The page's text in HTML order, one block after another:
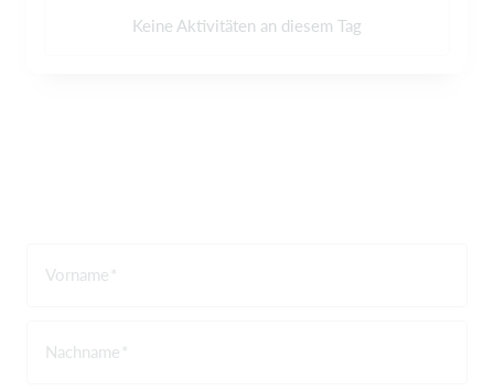
Keine Aktivitäten an diesem Tag
Vorname
Nachname